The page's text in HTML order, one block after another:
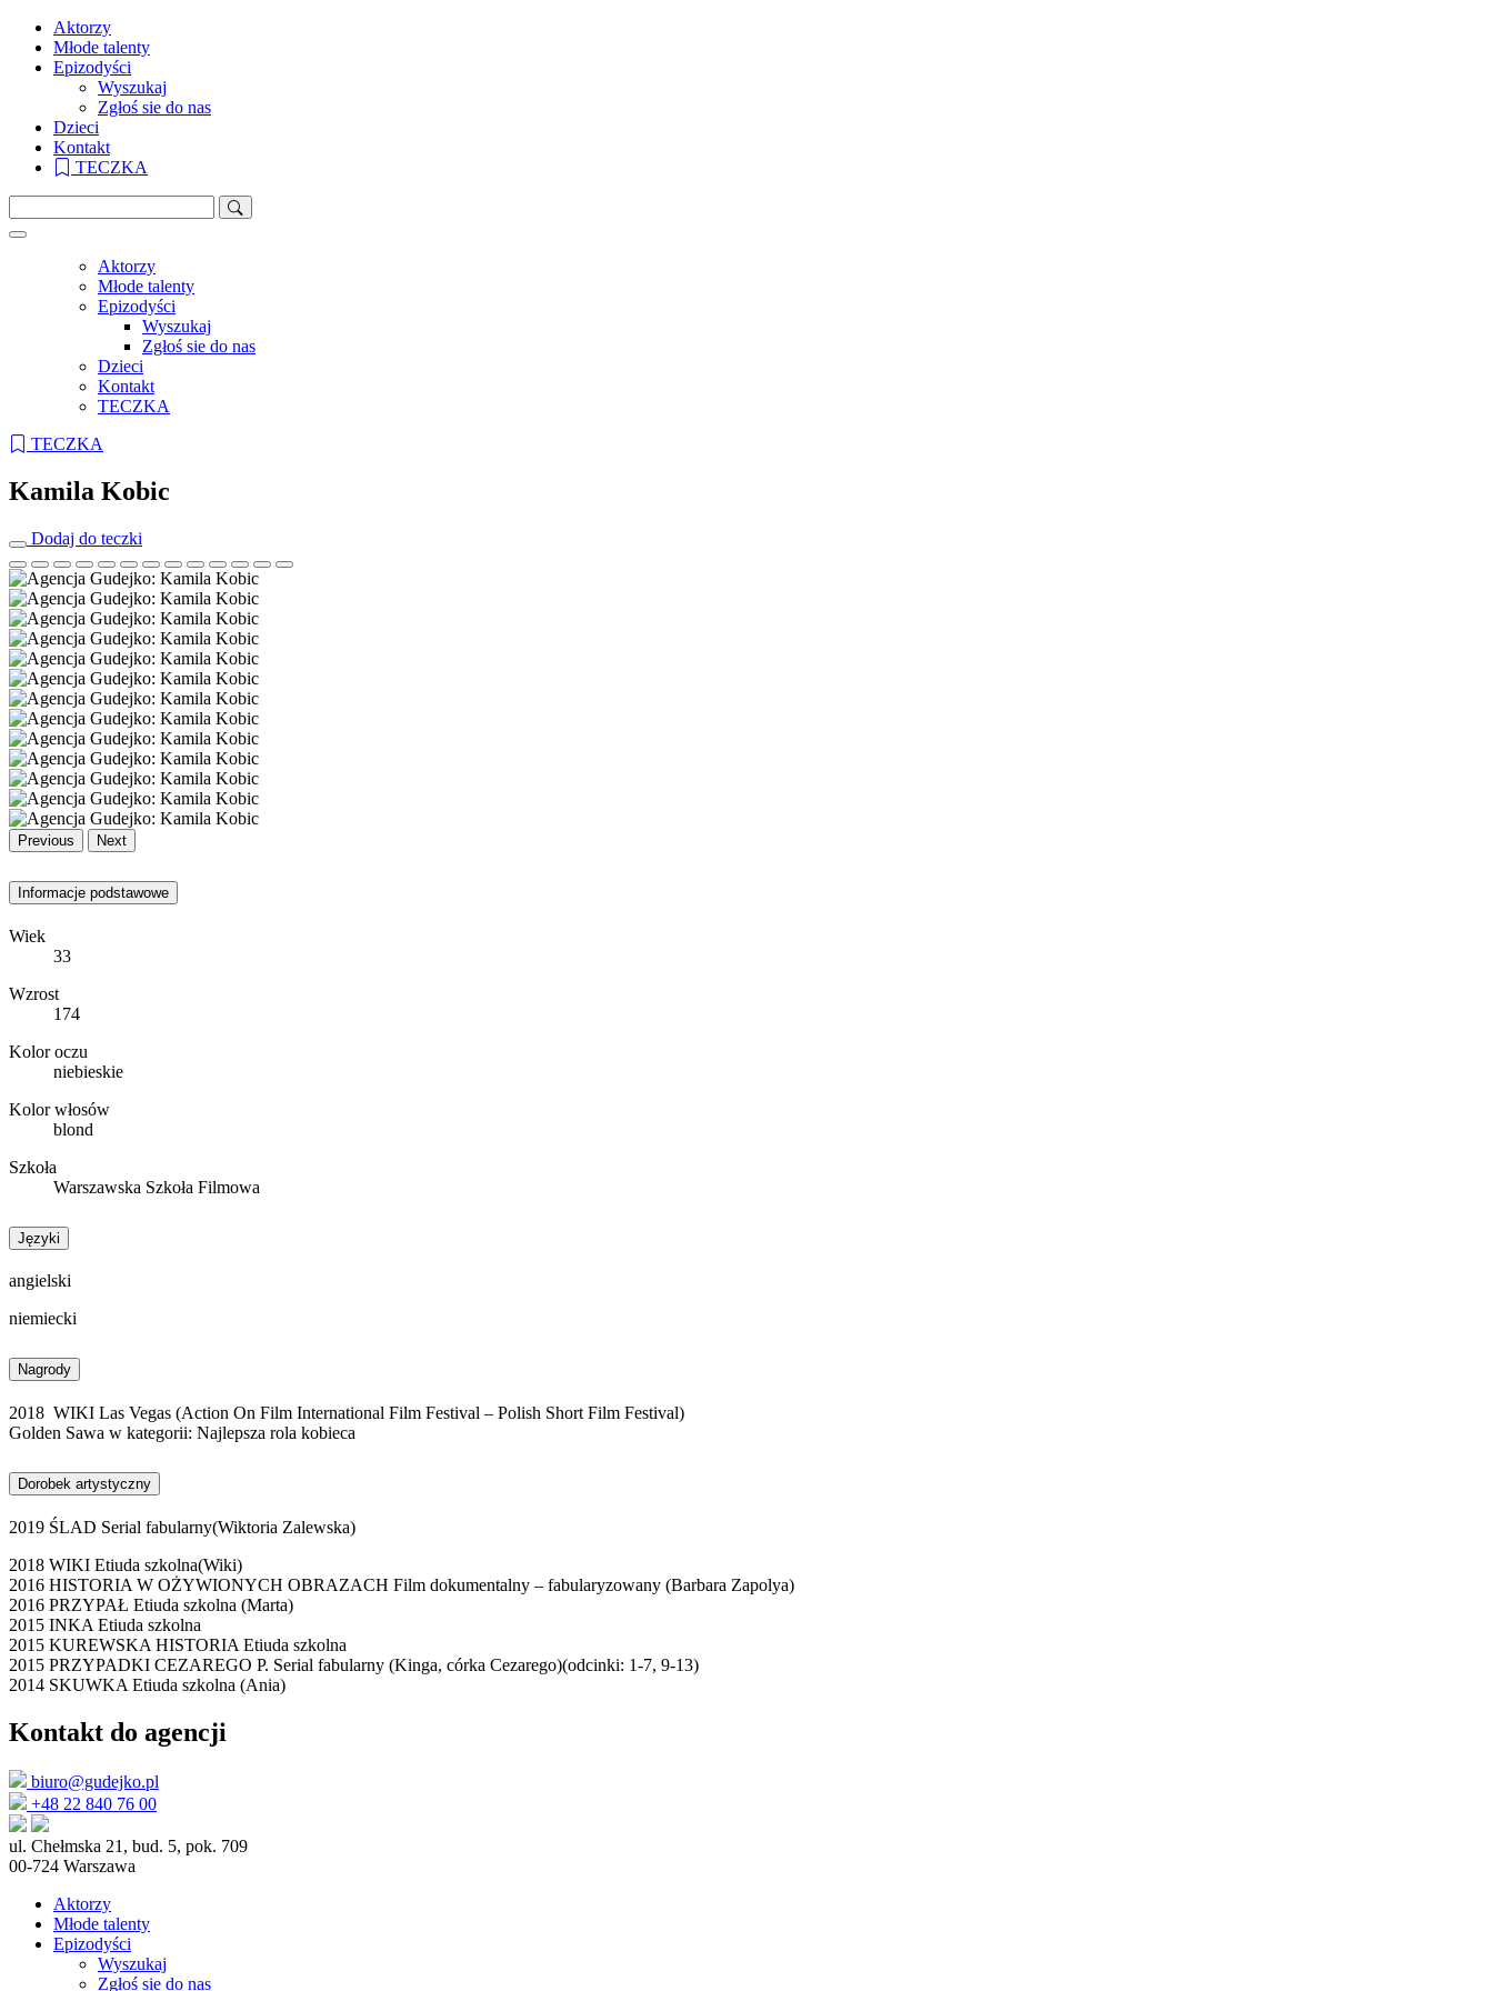
Aktorzy
Młode talenty
Epizodyści
Wyszukaj
Zgłoś sie do nas
Dzieci
Kontakt
TECZKA
Aktorzy
Młode talenty
Epizodyści
Wyszukaj
Zgłoś sie do nas
Dzieci
Kontakt
TECZKA
TECZKA
Kamila Kobic
Dodaj do teczki
Previous Next
Informacje podstawowe
Wiek
33
Wzrost
174
Kolor oczu
niebieskie
Kolor włosów
blond
Szkoła
Warszawska Szkoła Filmowa
Języki
angielski
niemiecki
Nagrody
2018 WIKI Las Vegas (Action On Film International Film Festival – Polish Short Film Festival)
Golden Sawa w kategorii: Najlepsza rola kobieca
Dorobek artystyczny
2019 ŚLAD Serial fabularny(Wiktoria Zalewska)
2018 WIKI Etiuda szkolna(Wiki)
2016 HISTORIA W OŻYWIONYCH OBRAZACH Film dokumentalny – fabularyzowany (Barbara Zapolya)
2016 PRZYPAŁ Etiuda szkolna (Marta)
2015 INKA Etiuda szkolna
2015 KUREWSKA HISTORIA Etiuda szkolna
2015 PRZYPADKI CEZAREGO P. Serial fabularny (Kinga, córka Cezarego)(odcinki: 1-7, 9-13)
2014 SKUWKA Etiuda szkolna (Ania)
Kontakt do agencji
biuro@gudejko.pl
+48 22 840 76 00
ul. Chełmska 21, bud. 5, pok. 709
00-724 Warszawa
Aktorzy
Młode talenty
Epizodyści
Wyszukaj
Zgłoś sie do nas